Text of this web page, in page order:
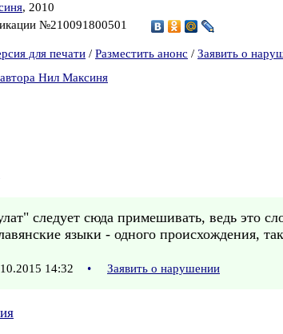
, 2010
№210091800501
для печати / Разместить анонс / Заявить о
Нил Максиня
следует сюда примешивать, ведь это
языки - одного происхождения,
14:32 • Заявить о нарушении